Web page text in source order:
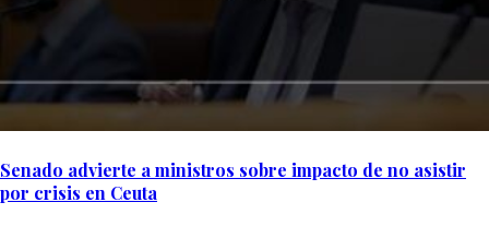
Senado advierte a ministros sobre impacto de no asistir
por crisis en Ceuta